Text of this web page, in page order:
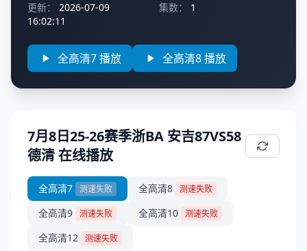
更新：
2026-07-09
16:02:11
集数： 1
全高清7 播放 全高清8 播放
7月8日25-26赛季浙BA 安吉87VS58
德清 在线播放
全高清7 测速失败 全高清8 测速失败
全高清9 测速失败 全高清10 测速失败
全高清12 测速失败